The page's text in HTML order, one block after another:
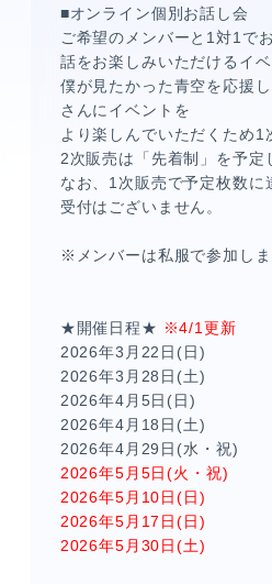
■オンライン個別お話し会
ご希望のメンバーと1対1で
話をお楽しみいただけるイベ
僕が見たかった青空を応援
さんにイベントを
より楽しんでいただくため1
2次販売は「先着制」を予定
なお、1次販売で予定枚数に
受付はございません。
※メンバーは私服で参加しま
★開催日程★ ※4/1更新
2026年3月22日(日)
2026年3月28日(土)
2026年4月5日(日)
2026年4月18日(土)
2026年4月29日(水・祝)
2026年5月5日(火・祝)
2026年5月10日(日)
2026年5月17日(日)
2026年5月30日(土)